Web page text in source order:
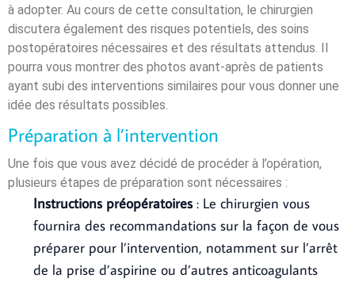
à adopter. Au cours de cette consultation, le chirurgien
discutera également des risques potentiels, des soins
postopératoires nécessaires et des résultats attendus. Il
pourra vous montrer des photos avant-après de patients
ayant subi des interventions similaires pour vous donner une
idée des résultats possibles.
Préparation à l’intervention
Une fois que vous avez décidé de procéder à l’opération,
plusieurs étapes de préparation sont nécessaires :
Instructions préopératoires : Le chirurgien vous
fournira des recommandations sur la façon de vous
préparer pour l’intervention, notamment sur l’arrêt
de la prise d’aspirine ou d’autres anticoagulants